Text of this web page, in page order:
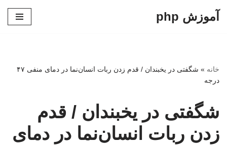
آموزش php
خانه »
شگفتی در یخبندان / قدم‌ زدن ربات انسان‌نما در دمای منفی ۴۷
درجه
شگفتی در یخبندان / قدم‌
زدن ربات انسان‌نما در دمای